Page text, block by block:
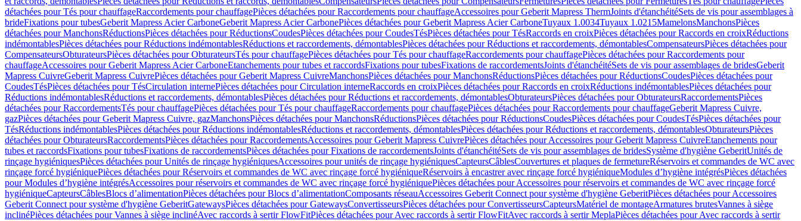
détachées pour Tés pour chauffageRaccordements pour chauffagePièces détachées pour Raccordements pour chauffageAccessoires pour Geberit Mapress ThermJoints d'étanchéitéSets de vis pour assemblages à
brideFixations pour tubesGeberit Mapress Acier CarboneGeberit Mapress Acier CarbonePièces détachées pour Geberit Mapress Acier CarboneTuyaux 1.0034Tuyaux 1.0215MamelonsManchonsPièces
détachées pour ManchonsRéductionsPièces détachées pour RéductionsCoudesPièces détachées pour CoudesTésPièces détachées pour TésRaccords en croixPièces détachées pour Raccords en croixRéductions
indémontablesPièces détachées pour Réductions indémontablesRéductions et raccordements, démontablesPièces détachées pour Réductions et raccordements, démontablesCompensateursPièces détachées pour
CompensateursObturateursPièces détachées pour ObturateursTés pour chauffagePièces détachées pour Tés pour chauffageRaccordements pour chauffagePièces détachées pour Raccordements pour
chauffageAccessoires pour Geberit Mapress Acier CarboneEtanchements pour tubes et raccordsFixations pour tubesFixations de raccordementsJoints d'étanchéitéSets de vis pour assemblages de bridesGeberit
Mapress CuivreGeberit Mapress CuivrePièces détachées pour Geberit Mapress CuivreManchonsPièces détachées pour ManchonsRéductionsPièces détachées pour RéductionsCoudesPièces détachées pour
CoudesTésPièces détachées pour TésCirculation internePièces détachées pour Circulation interneRaccords en croixPièces détachées pour Raccords en croixRéductions indémontablesPièces détachées pour
Réductions indémontablesRéductions et raccordements, démontablesPièces détachées pour Réductions et raccordements, démontablesObturateursPièces détachées pour ObturateursRaccordementsPièces
détachées pour RaccordementsTés pour chauffagePièces détachées pour Tés pour chauffageRaccordements pour chauffagePièces détachées pour Raccordements pour chauffageGeberit Mapress Cuivre,
gazPièces détachées pour Geberit Mapress Cuivre, gazManchonsPièces détachées pour ManchonsRéductionsPièces détachées pour RéductionsCoudesPièces détachées pour CoudesTésPièces détachées pour
TésRéductions indémontablesPièces détachées pour Réductions indémontablesRéductions et raccordements, démontablesPièces détachées pour Réductions et raccordements, démontablesObturateursPièces
détachées pour ObturateursRaccordementsPièces détachées pour RaccordementsAccessoires pour Geberit Mapress CuivrePièces détachées pour Accessoires pour Geberit Mapress CuivreEtanchements pour
tubes et raccordsFixations pour tubesFixations de raccordementsPièces détachées pour Fixations de raccordementsJoints d'étanchéitéSets de vis pour assemblages de bridesSystème d'hygiène GeberitUnités de
rinçage hygiéniquesPièces détachées pour Unités de rinçage hygiéniquesAccessoires pour unités de rinçage hygiéniquesCapteursCâblesCouvertures et plaques de fermetureRéservoirs et commandes de WC avec
rinçage forcé hygiéniquePièces détachées pour Réservoirs et commandes de WC avec rinçage forcé hygiéniqueRéservoirs à encastrer avec rinçage forcé hygiéniqueModules d’hygiène intégrésPièces détachées
pour Modules d’hygiène intégrésAccessoires pour réservoirs et commandes de WC avec rinçage forcé hygiéniquePièces détachées pour Accessoires pour réservoirs et commandes de WC avec rinçage forcé
hygiéniqueCapteursCâblesBlocs d’alimentationPièces détachées pour Blocs d’alimentationComposants réseauAccessoires Geberit Connect pour système d'hygiène GeberitPièces détachées pour Accessoires
Geberit Connect pour système d'hygiène GeberitGatewaysPièces détachées pour GatewaysConvertisseursPièces détachées pour ConvertisseursCapteursMatériel de montageArmatures brutesVannes à siège
inclinéPièces détachées pour Vannes à siège inclinéAvec raccords à sertir FlowFitPièces détachées pour Avec raccords à sertir FlowFitAvec raccords à sertir MeplaPièces détachées pour Avec raccords à sertir